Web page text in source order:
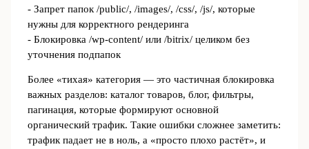
- Запрет папок /public/, /images/, /css/, /js/, которые
нужны для корректного рендеринга
- Блокировка /wp-content/ или /bitrix/ целиком без
уточнения подпапок
Более «тихая» категория — это частичная блокировка
важных разделов: каталог товаров, блог, фильтры,
пагинация, которые формируют основной
органический трафик. Такие ошибки сложнее заметить:
трафик падает не в ноль, а «просто плохо растёт», и